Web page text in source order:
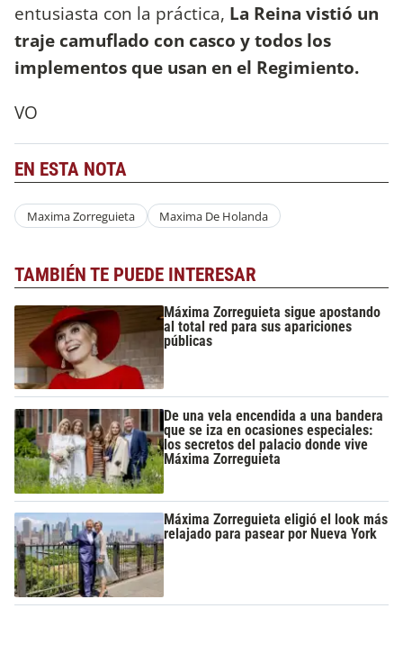
entusiasta con la práctica, La Reina vistió un
traje camuflado con casco y todos los
implementos que usan en el Regimiento.
VO
EN ESTA NOTA
Maxima Zorreguieta Maxima De Holanda
TAMBIÉN TE PUEDE INTERESAR
Máxima Zorreguieta sigue apostando
al total red para sus apariciones
públicas
De una vela encendida a una bandera
que se iza en ocasiones especiales:
los secretos del palacio donde vive
Máxima Zorreguieta
Máxima Zorreguieta eligió el look más
relajado para pasear por Nueva York